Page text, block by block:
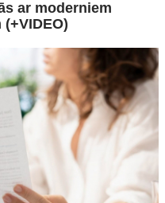
ar moderniem